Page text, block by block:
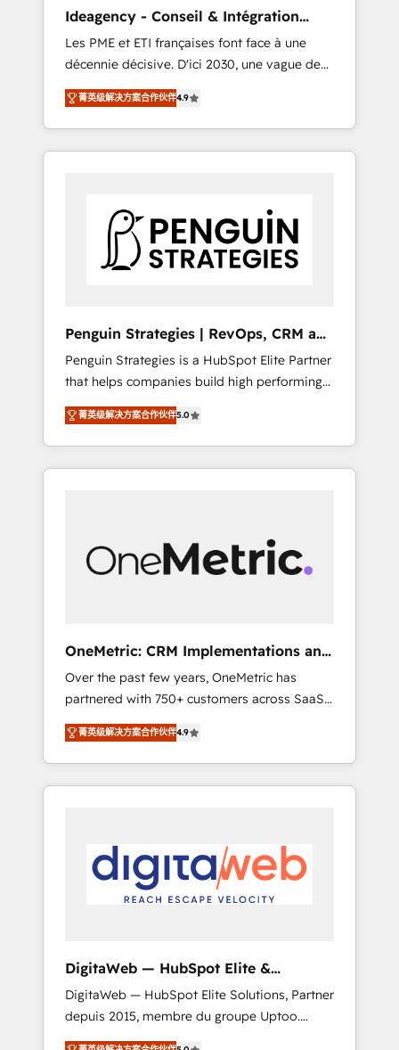
extensibility. When you work with Aptitude 8,
you get a team – not an individual – with
embedded consulting, strategy,
development, and project management. We
have 100% US-based, FTE team members.
We offer project-based and managed
services engagements that include new
extensibility, custom development, and
ongoing RevOps support.
Ideagency - Conseil & Intégration
HubSpot
Les PME et ETI françaises font face à une
décennie décisive. D'ici 2030, une vague de
consolidation va recomposer le marché.
Seules survivront les entreprises qui auront
réussi leur transformation. Le problème ?
58% des dirigeants savent que l'IA est vitale
leurs données. C'est le paradoxe français :
conscience totale, action nulle. La solution
s'appelle l'Entreprise Augmentée. Ce n'est pas
Pas pour remplacer l'humain, mais pour
l'augmenter. Chez Ideagency, nous
accompagnons cette transformation. D'abord
les fondations : des données unifiées, des
processus alignés. Ensuite l'augmentation :
l'IA là où elle crée de la valeur. Et surtout :
l'humain qui reste au centre. Parce que la
菁英级解决方案合作伙伴4.9
Penguin Strategies | RevOps, CRM and
AI
Penguin Strategies is a HubSpot Elite Partner
that helps companies build high performing
revenue operations across complex sales
cycles, multi system environments and global
SaaS or manufacturing teams. Trusted by
leading enterprises and fast growing scale
architecture 🔗 CRM migrations & End to end
integrations 🤖 AI workflows & enrichment 📘
rely on for scalable revenue insights.
菁英级解决方案合作伙伴5.0
OneMetric: CRM Implementations and
GTM engineering
Over the past few years, OneMetric has
partnered with 750+ customers across SaaS,
fintech, healthcare, real estate, and other
industries. With 150+ HubSpot-certified
experts, we deliver scalable solutions to
complex GTM and RevOps challenges. Our
smooth setup tailored to your GTM motion.
🔹 Migrations: Move from other CRMs to
HubSpot without data loss or downtime. 🔹
stack for better adoption. 🔹 Custom
Solutions: Build tailored apps, workflows, and
configurations. We are SOC 2 Type II and ISO
27001 certified, reinforcing our commitment
菁英级解决方案合作伙伴4.9
DigitaWeb — HubSpot Elite &
Intégrations ERP
DigitaWeb — HubSpot Elite Solutions, Partner
depuis 2015, membre du groupe Uptoo.
Nous aidons les ETI et PME B2B à unifier